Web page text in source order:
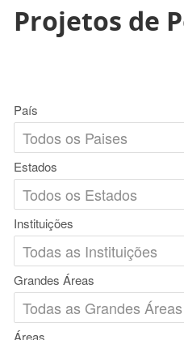
Projetos de
País
Estados
Instituições
Grandes Áreas
Áreas